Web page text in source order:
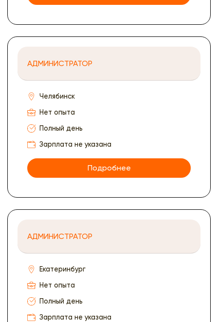
АДМИНИСТРАТОР
Челябинск
Нет опыта
Полный день
Зарплата не указана
Подробнее
АДМИНИСТРАТОР
Екатеринбург
Нет опыта
Полный день
Зарплата не указана